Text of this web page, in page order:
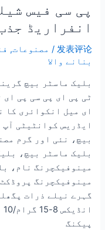
انفراریڈ
发表评论
/ مصنوعات,
بنانے والا
بلیک ماسٹر بیچ
ای میل انکوائری کا
ایڈریس کوانٹیٹی
بیچ، نئی اور گرم
بلیک ماسٹر بیچ،
مینوفیکچرنگ نام،
مینوفیکچرنگ
پیکنگ